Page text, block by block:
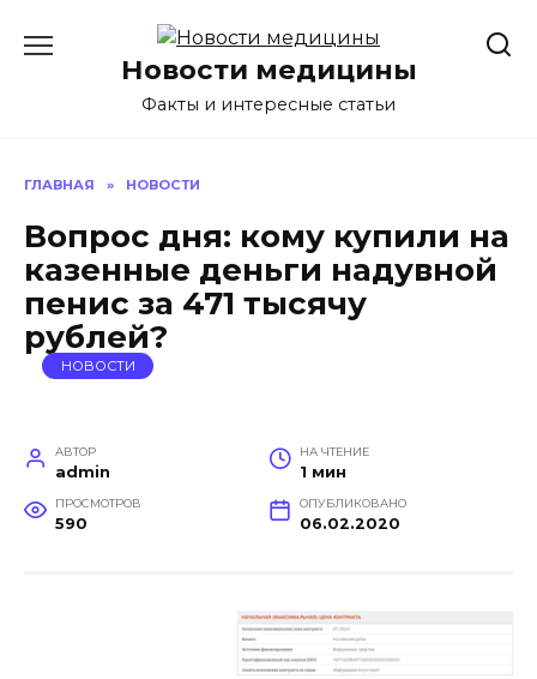
содержаниюНовости медицины
Факты и интересные статьи
ГЛАВНАЯ » НОВОСТИ
Вопрос дня: кому купили на
казенные деньги надувной
пенис за 471 тысячу
рублей?
НОВОСТИ
АВТОР
admin
НА ЧТЕНИЕ
1 мин
ПРОСМОТРОВ
590
ОПУБЛИКОВАНО
06.02.2020